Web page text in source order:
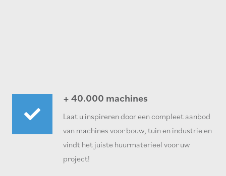
+ 40.000 machines
Laat u inspireren door een compleet aanbod
van machines voor bouw, tuin en industrie en
vindt het juiste huurmaterieel voor uw
project!